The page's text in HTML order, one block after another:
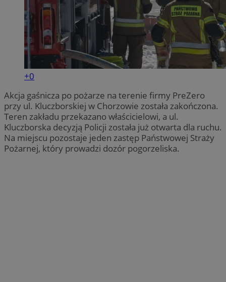
+0
Akcja gaśnicza po pożarze na terenie firmy PreZero
przy ul. Kluczborskiej w Chorzowie została zakończona.
Teren zakładu przekazano właścicielowi, a ul.
Kluczborska decyzją Policji została już otwarta dla ruchu.
Na miejscu pozostaje jeden zastęp Państwowej Straży
Pożarnej, który prowadzi dozór pogorzeliska.